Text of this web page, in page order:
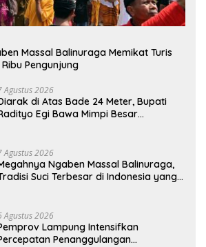
Massal Balinuraga Memikat Turis
Pengunjung
Agustus 2026
di Atas Bade 24 Meter, Bupati
Egi Bawa Mimpi Besar
Agustus 2026
Ngaben Massal Balinuraga,
Suci Terbesar di Indonesia yang
Agustus 2026
Lampung Intensifkan
Penanggulangan